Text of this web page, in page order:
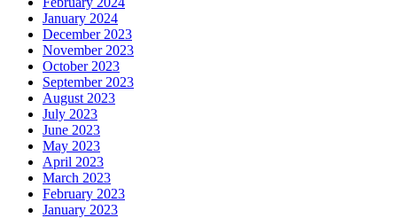
January 2024
December 2023
November 2023
October 2023
September 2023
August 2023
July 2023
June 2023
May 2023
April 2023
March 2023
February 2023
January 2023